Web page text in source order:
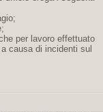
per lavoro effettuato
causa di incidenti sul